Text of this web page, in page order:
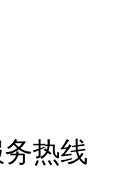
热线